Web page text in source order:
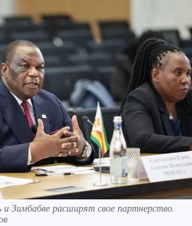
Зимбабве расширят свое партнерство.